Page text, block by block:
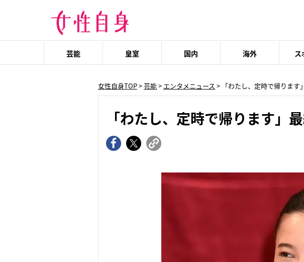
芸能 皇室 国内 海外 ス
女性自身TOP>芸能> エンタメニュース > 「わたし、定時で帰ります
「わたし、定時で帰ります」